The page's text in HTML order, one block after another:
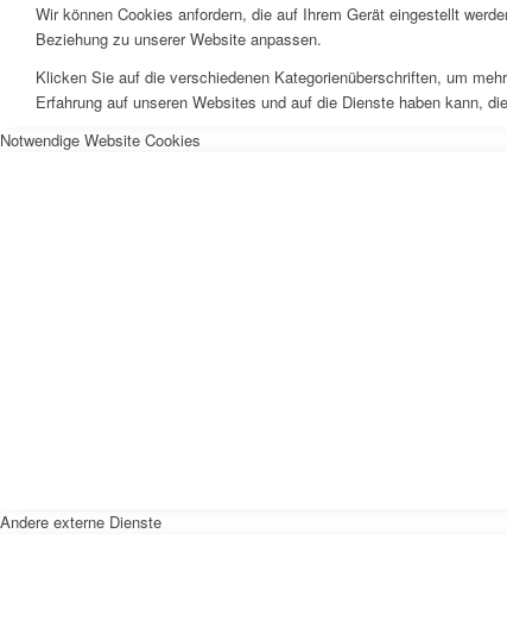
Wir können Cookies anfordern, die auf Ihrem Gerät eingestellt
Beziehung zu unserer Website anpassen.
Klicken Sie auf die verschiedenen Kategorienüberschriften, um
Erfahrung auf unseren Websites und auf die Dienste haben kann,
Notwendige Website Cookies
Andere externe Dienste